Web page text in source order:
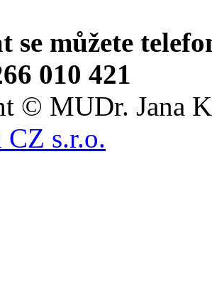
se můžete
010 421
© MUDr. Jana
CZ s.r.o.